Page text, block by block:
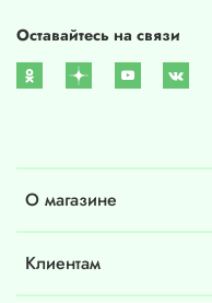
О магазине
Клиентам
Оставайтесь на связи